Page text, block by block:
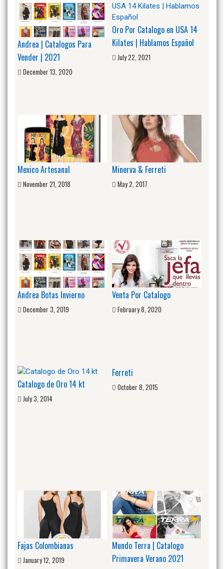
Andrea | Catalogos Para
Vender | 2021
December 13, 2020
Oro Por Catalogo en USA 14
Kilates | Hablamos Español
July 22, 2021
Mexico Artesanal
November 21, 2018
Minerva & Ferreti
May 2, 2017
Andrea Botas Invierno
December 3, 2019
Venta Por Catalogo
February 8, 2020
Catalogo de Oro 14 kt
July 3, 2014
Ferreti
October 8, 2015
Fajas Colombianas
January 12, 2019
Mundo Terra | Catalogo
Primavera Verano 2021